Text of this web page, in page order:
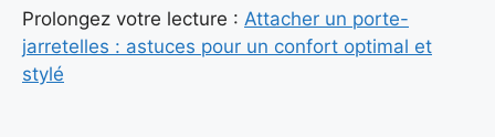
Prolongez votre lecture : Attacher un porte-
jarretelles : astuces pour un confort optimal et
stylé